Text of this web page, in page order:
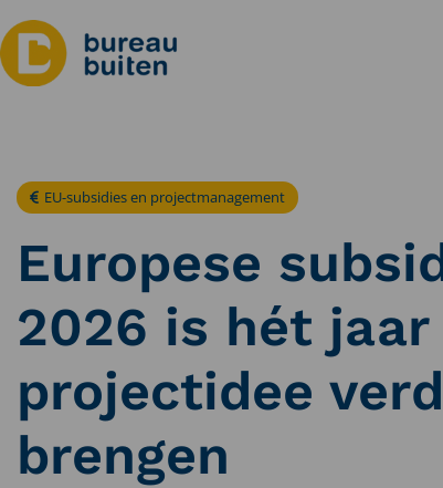
EU-subsidies en projectmanagement
Europese
2026 is hét
projectidee
brengen